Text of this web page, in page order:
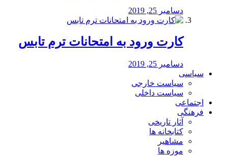
دسامبر 25, 2019
کارت ورود به امتحانات ترم تابس
دسامبر 25, 2019
سیاسی
سیاست خارجی
سیاست داخلی
اجتماعی
فرهنگی
آثار تاریخی
کتابخانه ها
مشاهیر
موزه ها